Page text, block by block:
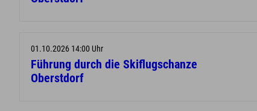
01.10.2026 14:00 Uhr
Führung durch die Skiflugschanze
Oberstdorf